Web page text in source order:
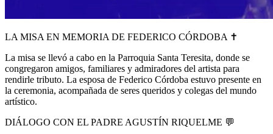
LA MISA EN MEMORIA DE FEDERICO CÓRDOBA ✝️
La misa se llevó a cabo en la Parroquia Santa Teresita, donde se
congregaron amigos, familiares y admiradores del artista para
rendirle tributo. La esposa de Federico Córdoba estuvo presente en
la ceremonia, acompañada de seres queridos y colegas del mundo
artístico.
DIÁLOGO CON EL PADRE AGUSTÍN RIQUELME 💬